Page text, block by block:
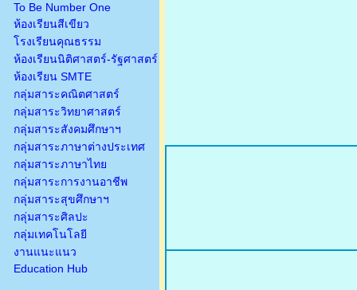
To Be Number One
ห้องเรียนสีเขียว
โรงเรียนคุณธรรม
ห้องเรียนนิติศาสตร์-รัฐศาสตร์
ห้องเรียน SMTE
กลุ่มสาระคณิตศาสตร์
กลุ่มสาระวิทยาศาสตร์
กลุ่มสาระสังคมศึกษาฯ
กลุ่มสาระภาษาต่างประเทศ
กลุ่มสาระภาษาไทย
กลุ่มสาระการงานอาชีพ
กลุ่มสาระสุขศึกษาฯ
กลุ่มสาระศิลปะ
กลุ่มเทคโนโลยี
งานแนะแนว
Education Hub